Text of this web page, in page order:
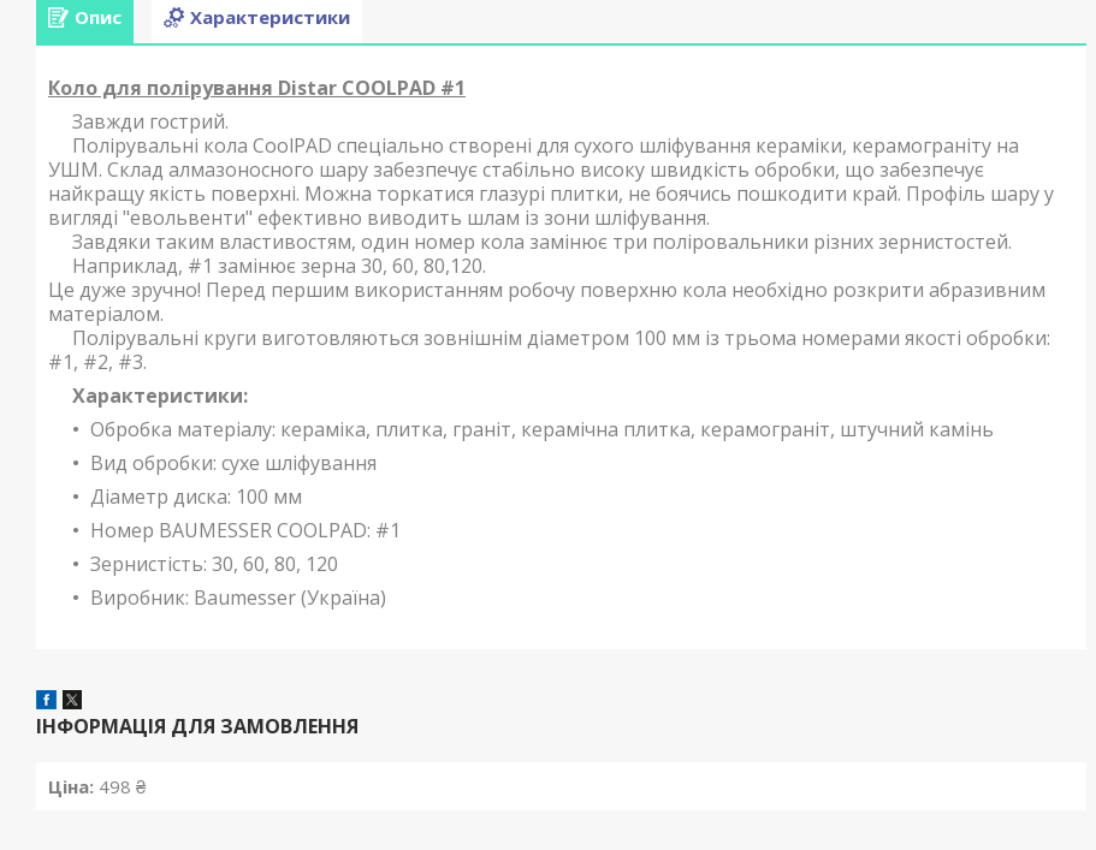
Опис Характеристики
Коло для полірування Distar COOLPAD #1
Завжди гострий.
Полірувальні кола CoolPAD спеціально створені для сухого шліфування кераміки, керамограніту на
УШМ. Склад алмазоносного шару забезпечує стабільно високу швидкість обробки, що забезпечує
найкращу якість поверхні. Можна торкатися глазурі плитки, не боячись пошкодити край. Профіль шару у
вигляді "евольвенти" ефективно виводить шлам із зони шліфування.
Завдяки таким властивостям, один номер кола замінює три поліровальники різних зернистостей.
Наприклад, #1 замінює зерна 30, 60, 80,120.
Це дуже зручно! Перед першим використанням робочу поверхню кола необхідно розкрити абразивним
матеріалом.
Полірувальні круги виготовляються зовнішнім діаметром 100 мм із трьома номерами якості обробки:
#1, #2, #3.
Характеристики:
Обробка матеріалу: кераміка, плитка, граніт, керамічна плитка, керамограніт, штучний камінь
Вид обробки: сухе шліфування
Діаметр диска: 100 мм
Номер BAUMESSER COOLPAD: #1
Зернистість: 30, 60, 80, 120
Виробник: Baumesser (Україна)
ІНФОРМАЦІЯ ДЛЯ ЗАМОВЛЕННЯ
Ціна: 498 ₴